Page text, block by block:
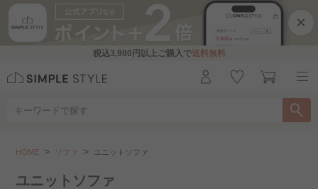
×
税込3,980円 以上ご購入で送料無料
HOME ソファ ユニットソファ
ユニットソファ